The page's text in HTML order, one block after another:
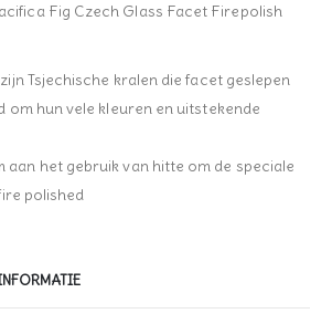
Fig Czech Glass Facet Firepolish
Tsjechische kralen die facet geslepen
om hun vele kleuren en uitstekende
aan het gebruik van hitte om de speciale
polished